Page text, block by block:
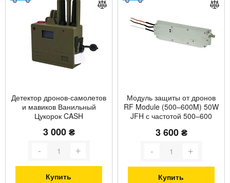
Детектор дронов-самолетов
и мавиков Ванильный
Цукорок CASH
3 000 ₴
Купить
Модуль защиты от дронов
RF Module (500–600M) 50W
JFH с частотой 500–600
3 600 ₴
Купить